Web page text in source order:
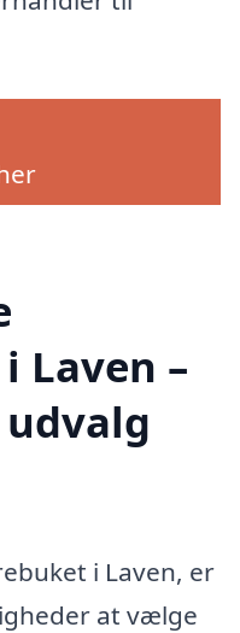
Laven –
i Laven, er
at vælge